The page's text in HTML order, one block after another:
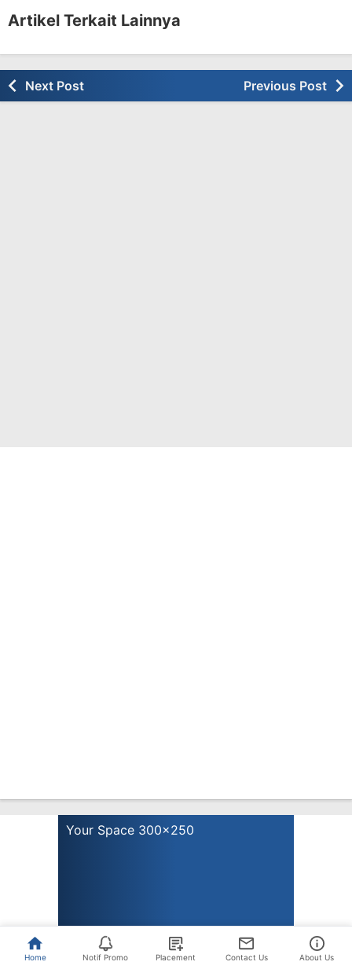
Artikel Terkait Lainnya
Next Post Previous Post
Home Notif Promo Placement Contact Us About Us